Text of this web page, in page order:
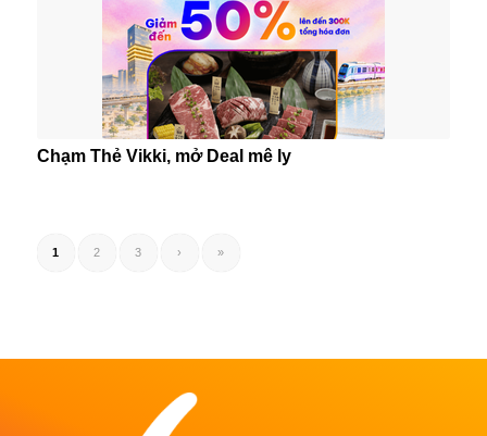
Chạm Thẻ Vikki, mở Deal mê ly
1 2 3 › »